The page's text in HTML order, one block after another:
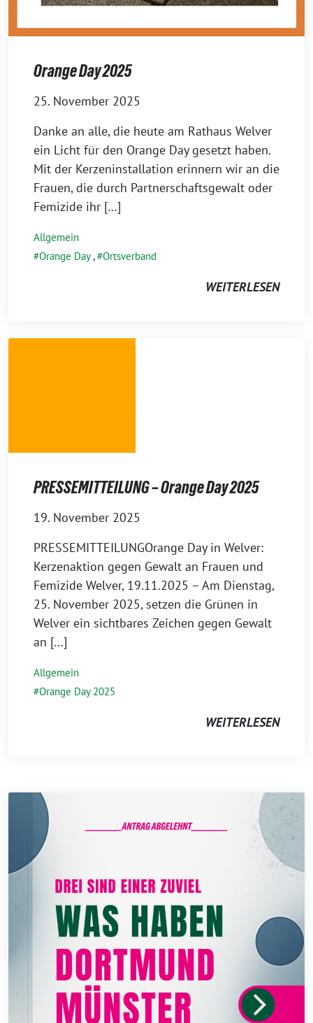
Orange Day 2025
25. November 2025
Danke an alle, die heute am Rathaus Welver
ein Licht für den Orange Day gesetzt haben.
Mit der Kerzeninstallation erinnern wir an die
Frauen, die durch Partnerschaftsgewalt oder
Femizide ihr […]
Allgemein
Orange Day, Ortsverband
WEITERLESEN
PRESSEMITTEILUNG – Orange Day 2025
19. November 2025
PRESSEMITTEILUNGOrange Day in Welver:
Kerzenaktion gegen Gewalt an Frauen und
Femizide Welver, 19.11.2025 – Am Dienstag,
25. November 2025, setzen die Grünen in
Welver ein sichtbares Zeichen gegen Gewalt
an […]
Allgemein
Orange Day 2025
WEITERLESEN